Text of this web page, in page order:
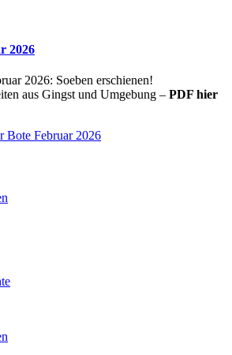
2026
2026: Soeben erschienen!
aus Gingst und Umgebung – PDF hier
Bote Februar 2026